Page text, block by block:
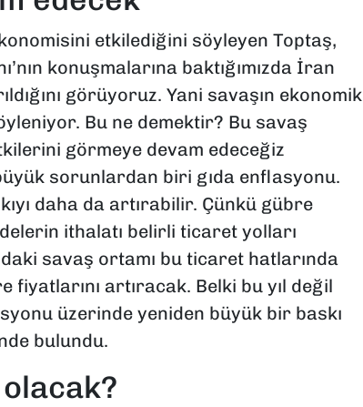
etkilediğini söyleyen Toptaş,
konuşmalarına baktığımızda İran
görüyoruz. Yani savaşın ekonomik
Bu ne demektir? Bu savaş
görmeye devam edeceğiz
sorunlardan biri gıda enflasyonu.
daha da artırabilir. Çünkü gübre
ithalatı belirli ticaret yolları
savaş ortamı bu ticaret hatlarında
fiyatlarını artıracak. Belki bu yıl değil
üzerinde yeniden büyük bir baskı
bulundu.